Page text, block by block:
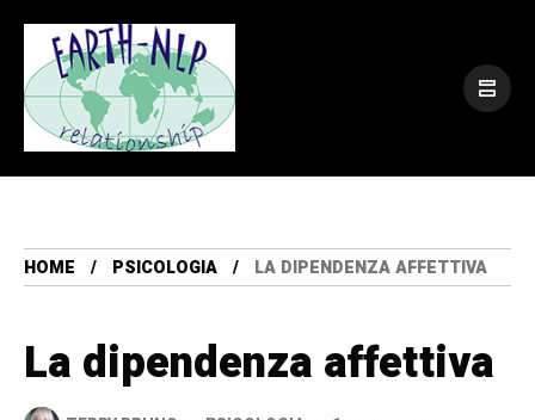
HOME PSICOLOGIA LA DIPENDENZA AFFETTIVA
La dipendenza affettiva